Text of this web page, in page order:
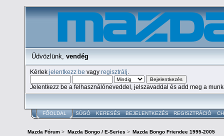
Üdvözlünk, vendég
Kérlekjelentkezz be vagyregisztrálj
Jelentkezz be a felhasználóneveddel, jelszavaddal és add meg a
FŐOLDAL SÚGÓ KERESÉS BEJELENTKEZÉS REGISZTRÁCIÓ
Mazda Fórum > Mazda Bongo / E-Series > Mazda Bongo Friendee 1995-2005